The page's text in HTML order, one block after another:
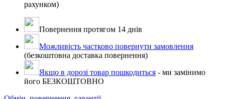
рахунком)
Повернення протягом 14 днів
Можливість частково повернути замовлення
(безкоштовна доставка повернення)
Якщо в дорозі товар пошкодиться - ми замінимо
його БЕЗКОШТОВНО